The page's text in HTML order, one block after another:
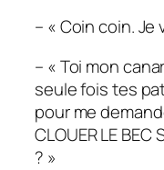
– « Coin coin. Je
– « Toi mon
seule fois tes
pour me
CLOUER LE BEC
? »